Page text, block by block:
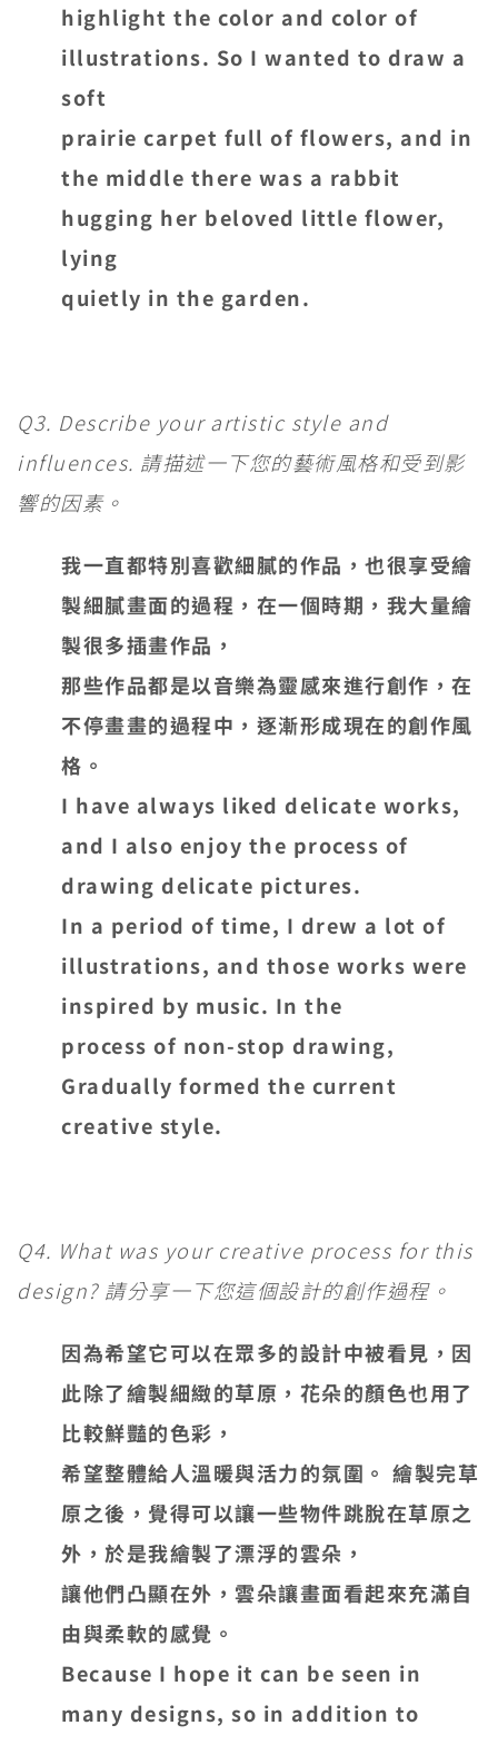
highlight the color and color of
illustrations. So I wanted to draw a
soft
prairie carpet full of flowers, and in
the middle there was a rabbit
hugging her beloved little flower,
lying
quietly in the garden.
Q3. Describe your artistic style and
influences. 請描述一下您的藝術風格和受到影
響的因素。
我一直都特別喜歡細膩的作品，也很享受繪
製細膩畫面的過程，在一個時期，我大量繪
製很多插畫作品，
那些作品都是以音樂為靈感來進行創作，在
不停畫畫的過程中，逐漸形成現在的創作風
格。
I have always liked delicate works,
and I also enjoy the process of
drawing delicate pictures.
In a period of time, I drew a lot of
illustrations, and those works were
inspired by music. In the
process of non-stop drawing,
Gradually formed the current
creative style.
Q4. What was your creative process for this
design? 請分享一下您這個設計的創作過程。
因為希望它可以在眾多的設計中被看見，因
此除了繪製細緻的草原，花朵的顏色也用了
比較鮮豔的色彩，
希望整體給人溫暖與活力的氛圍。 繪製完草
原之後，覺得可以讓一些物件跳脫在草原之
外，於是我繪製了漂浮的雲朵，
讓他們凸顯在外，雲朵讓畫面看起來充滿自
由與柔軟的感覺。
Because I hope it can be seen in
many designs, so in addition to